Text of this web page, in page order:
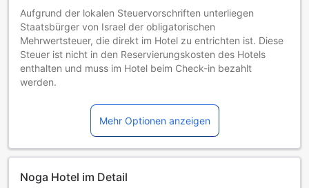
Aufgrund der lokalen Steuervorschriften unterliegen
Staatsbürger von Israel der obligatorischen
Mehrwertsteuer, die direkt im Hotel zu entrichten ist. Diese
Steuer ist nicht in den Reservierungskosten des Hotels
enthalten und muss im Hotel beim Check-in bezahlt
werden.
0 bis 1 Jahre alte Kleinkinder
Übernachten kostenlos, wenn vorhandene Betten genutzt
werden. Hinweis: Kinderbetten sind in begrenzter Anzahl
verfügbar und möglicherweise mit einer Zusatzgebühr
Kinder von 2 bis einschließlich 3 Jahren
Mehr Optionen anzeigen
Noga Hotel im Detail